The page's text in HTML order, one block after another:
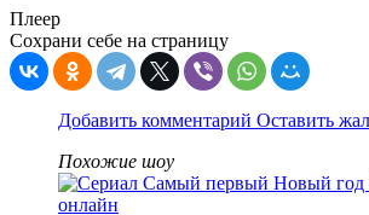
Плеер
Сохрани себе на страницу
Добавить комментарий Оставить
Похожие шоу